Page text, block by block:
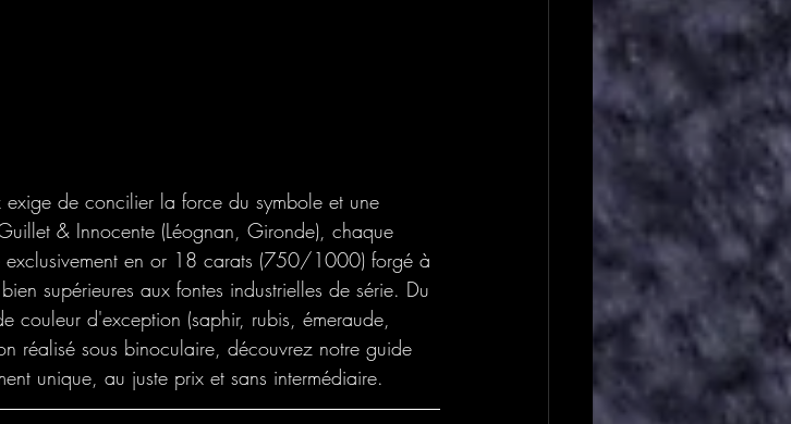
de concilier la force du symbole et une
& Innocente (Léognan, Gironde), chaque
exclusivement en or 18 carats (750/1000) forgé à
supérieures aux fontes industrielles de série. Du
couleur d'exception (saphir, rubis, émeraude,
réalisé sous binoculaire, découvrez notre guide
unique, au juste prix et sans intermédiaire.